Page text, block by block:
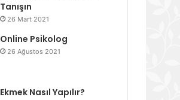
Tanışın
26 Mart 2021
Online Psikolog
26 Ağustos 2021
Ekmek Nasıl Yapılır?